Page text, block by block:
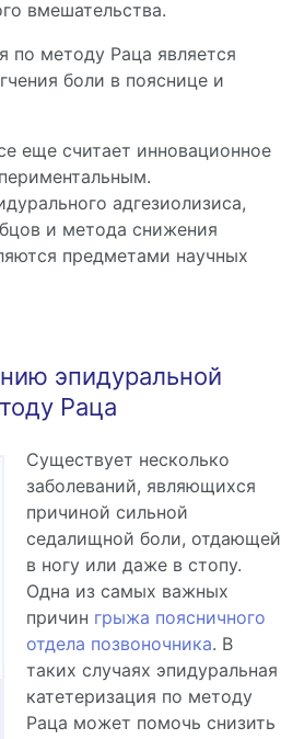
вмешательства.
по методу Раца является
боли в пояснице и
еще считает инновационное
адгезиолизиса,
и метода снижения
предметами научных
эпидуральной
Раца
Существует несколько
заболеваний, являющихся
причиной сильной
седалищной боли, отдающей
в ногу или даже в стопу.
Одна из самых важных
причин грыжа поясничного
отдела позвоночника. В
таких случаях эпидуральная
катетеризация по методу
Раца может помочь снизить